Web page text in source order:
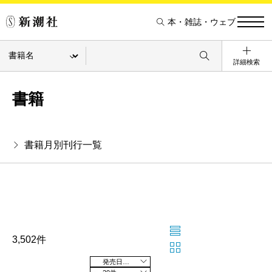
本・雑誌・ウェブ
詳細検索
書籍
書籍月別刊行一覧
3,502件